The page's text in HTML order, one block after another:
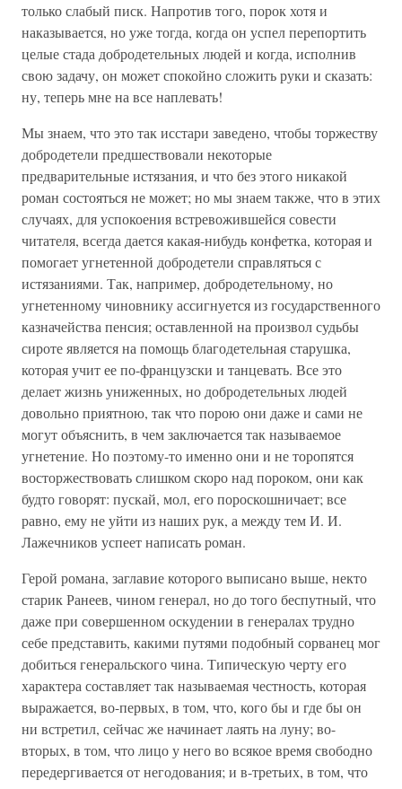
только слабый писк. Напротив того, порок хотя и
наказывается, но уже тогда, когда он успел перепортить
целые стада добродетельных людей и когда, исполнив
свою задачу, он может спокойно сложить руки и сказать:
ну, теперь мне на все наплевать!
Мы знаем, что это так исстари заведено, чтобы торжеству
добродетели предшествовали некоторые
предварительные истязания, и что без этого никакой
роман состояться не может; но мы знаем также, что в этих
случаях, для успокоения встревожившейся совести
читателя, всегда дается какая-нибудь конфетка, которая и
помогает угнетенной добродетели справляться с
истязаниями. Так, например, добродетельному, но
угнетенному чиновнику ассигнуется из государственного
казначейства пенсия; оставленной на произвол судьбы
сироте является на помощь благодетельная старушка,
которая учит ее по-французски и танцевать. Все это
делает жизнь униженных, но добродетельных людей
довольно приятною, так что порою они даже и сами не
могут объяснить, в чем заключается так называемое
угнетение. Но поэтому-то именно они и не торопятся
восторжествовать слишком скоро над пороком, они как
будто говорят: пускай, мол, его пороскошничает; все
равно, ему не уйти из наших рук, а между тем И. И.
Лажечников успеет написать роман.
Герой романа, заглавие которого выписано выше, некто
старик Ранеев, чином генерал, но до того беспутный, что
даже при совершенном оскудении в генералах трудно
себе представить, какими путями подобный сорванец мог
добиться генеральского чина. Типическую черту его
характера составляет так называемая честность, которая
выражается, во-первых, в том, что, кого бы и где бы он
ни встретил, сейчас же начинает лаять на луну; во-
вторых, в том, что лицо у него во всякое время свободно
передергивается от негодования; и в-третьих, в том, что